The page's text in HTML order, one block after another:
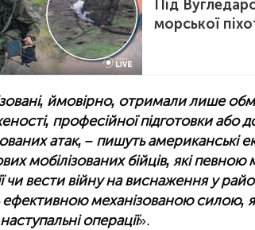
Під
морської
ймовірно, отримали лише
професійної підготовки або
атак, – пишуть американські
мобілізованих бійців, які певною
чи вести війну на виснаження у
ефективною механізованою
операції».